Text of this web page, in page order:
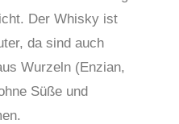
Der Whisky ist
da sind auch
Wurzeln (Enzian,
Süße und